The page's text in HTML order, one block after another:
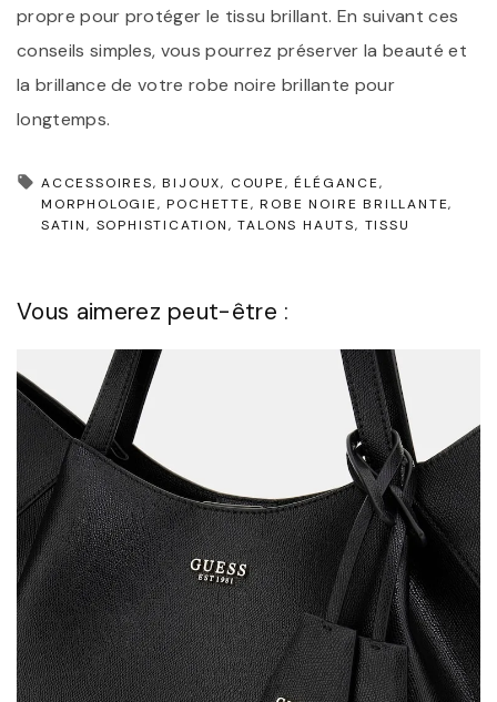
propre pour protéger le tissu brillant. En suivant ces
conseils simples, vous pourrez préserver la beauté et
la brillance de votre robe noire brillante pour
longtemps.
ACCESSOIRES BIJOUX COUPE
ÉLÉGANCE
MORPHOLOGIE
POCHETTE
ROBE NOIRE BRILLANTE
SATIN
SOPHISTICATION TALONS HAUTS TISSU
Vous aimerez peut-être :